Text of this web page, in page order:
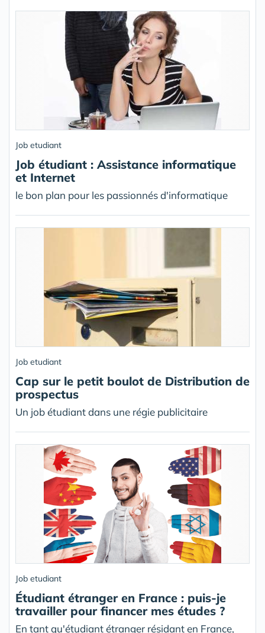
Job etudiant
Job étudiant : Assistance informatique
et Internet
le bon plan pour les passionnés d'informatique
Job etudiant
Cap sur le petit boulot de Distribution de
prospectus
Un job étudiant dans une régie publicitaire
Job etudiant
Étudiant étranger en France : puis-je
travailler pour financer mes études ?
En tant qu'étudiant étranger résidant en France,